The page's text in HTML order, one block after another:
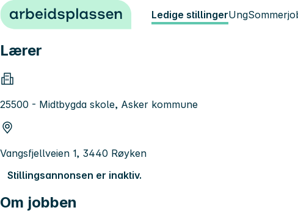
Hopp til innhold Ledige stillingerUng
Lærer
25500 - Midtbygda skole, Asker kommune
Vangsfjellveien 1, 3440 Røyken
Stillingsannonsen er inaktiv.
Om jobben